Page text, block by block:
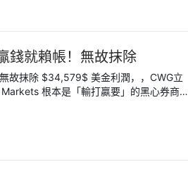
錢就賴帳！無故抹除
故抹除 $34,579$ 美金利潤，，CWG立
根本是「輸打贏要」的黑心券商！
強行扣除我全額合法利潤 34,579.43
惡劣手段時間線2024-